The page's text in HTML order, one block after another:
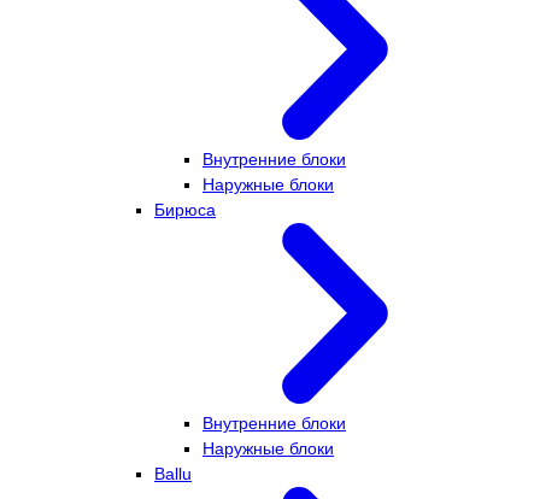
Внутренние блоки
Наружные блоки
Бирюса
Внутренние блоки
Наружные блоки
Ballu